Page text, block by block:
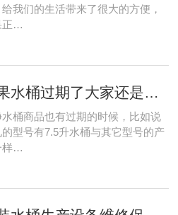
给我们的生活带来了很大的方便，
正…
如果水桶过期了大家还是尽早处理
桶商品也有过期的时候，比如说
型号有7.5升水桶与其它型号的产
样…